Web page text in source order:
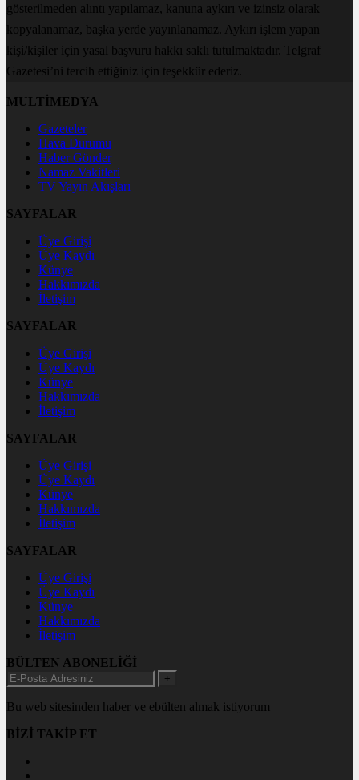
gösterilmeden alıntı yapılamaz, kanuna aykırı ve izinsiz olarak
kopyalanamaz, başka yerde yayınlanamaz. Aykırı işlem yapan
kişi/kişiler için yasal başvuru hakkı saklı tutulmaktadır. Telgraf
Gazetesi’ni tercih ettiğiniz için teşekkür ederiz.
MULTİMEDYA
Gazeteler
Hava Durumu
Haber Gönder
Namaz Vakitleri
TV Yayın Akışları
SAYFALAR
Üye Girişi
Üye Kaydı
Künye
Hakkımızda
İletişim
SAYFALAR
Üye Girişi
Üye Kaydı
Künye
Hakkımızda
İletişim
SAYFALAR
Üye Girişi
Üye Kaydı
Künye
Hakkımızda
İletişim
SAYFALAR
Üye Girişi
Üye Kaydı
Künye
Hakkımızda
İletişim
BÜLTEN ABONELİĞİ
+
Bu web sitesinden haber ve ebülten almak istiyorum
BİZİ TAKİP ET